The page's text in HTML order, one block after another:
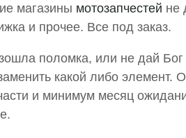
магазины мотозапчестей не
и прочее. Все под заказ.
поломка, или не дай
какой либо элемент.
и минимум месяц